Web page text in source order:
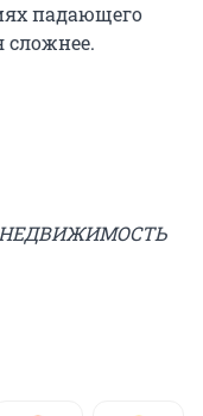
падающего
сложнее.